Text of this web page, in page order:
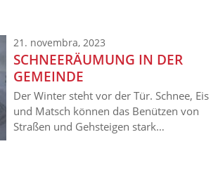
21. novembra, 2023
SCHNEERÄUMUNG IN DER
GEMEINDE
Der Winter steht vor der Tür. Schnee, Eis
und Matsch können das Benützen von
Straßen und Gehsteigen stark